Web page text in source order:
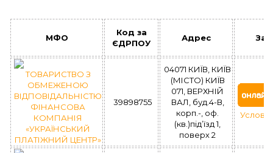
МФО
Код за
ЄДРПОУ
Адрес
ТОВАРИСТВО З
ОБМЕЖЕНОЮ
ВІДПОВІДАЛЬНІСТЮ
ФІНАНСОВА
КОМПАНІЯ
«УКРАЇНСЬКИЙ
ПЛАТІЖНИЙ ЦЕНТР»
39898755
04071 КИЇВ, КИЇВ
(МІСТО) КИЇВ
071, ВЕРХНІЙ
ВАЛ, буд.4-В,
корп.-, оф.
(кв.)під’їзд 1,
поверх 2